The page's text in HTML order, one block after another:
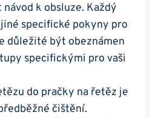
k ⁤obsluze. Každý⁣
specifické pokyny pro
důležité ⁤být obeznámen
specifickými pro vaši
do ​pračky na řetěz je
čištění.